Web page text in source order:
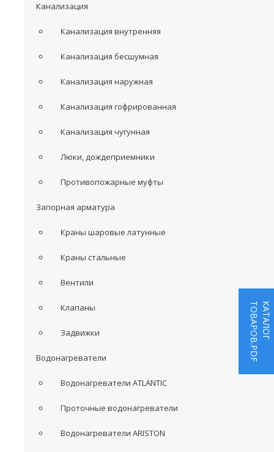
Канализация
Канализация внутренняя
Канализация бесшумная
Канализация наружная
Канализация гофрированная
Канализация чугунная
Люки, дождеприемники
Противопожарные муфты
Запорная арматура
Краны шаровые латунные
Краны стальные
Вентили
Клапаны
Задвижки
Водонагреватели
Водонагреватели ATLANTIC
Проточные водонагреватели
Водонагреватели ARISTON
КАТАЛОГ
ТОВАРОВ.PDF